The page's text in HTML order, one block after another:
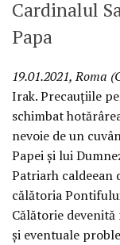
Cardinalul
Papa
19.01.2021, Roma
Irak. Precauțiile
schimbat
nevoie de un
Papei și lui
Patriarh caldeean
călătoria
Călătorie
și eventuale